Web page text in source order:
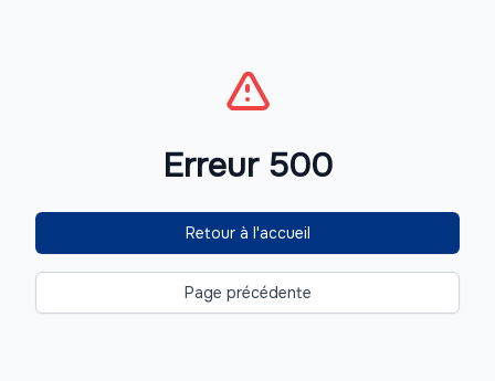
Erreur 500
Retour à l'accueil
Page précédente